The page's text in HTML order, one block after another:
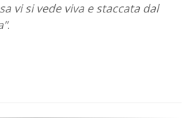
vi si vede viva e staccata dal
.